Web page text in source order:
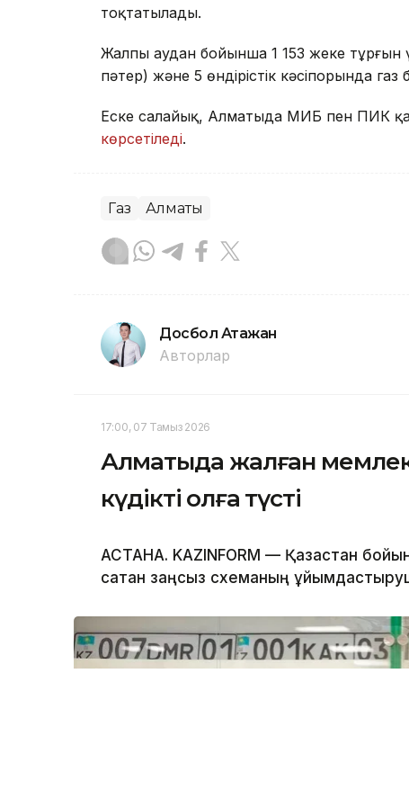
тоқтатылады.
Жалпы аудан бойынша 1 153 жеке тұрғын
пәтер) және 5 өндірістік кәсіпорында
Еске салайық, Алматыда МИБ пен ПИК
көрсетіледі.
Газ Алматы
Досбол Атажан
Авторлар
17:00, 07 Тамыз 2026
Алматыда жалған
күдікті қолға түсті
АСТАНА. KAZINFORM — Қазақстан
сатқан заңсыз схеманың